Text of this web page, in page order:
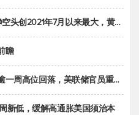
月以来最大，黄金期货投机性净多头头寸减少
瞻
，美联储官员重申鹰派立场推动美元回升
新低，缓解高通胀美国须治本